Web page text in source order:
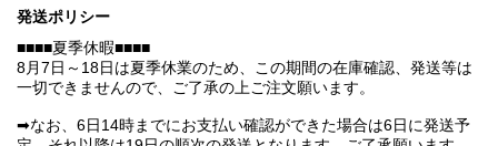
Requiem, Reconsideration
Michael Berkowitz
423
Stories of a Post-industrial Hero: The Death of Johnny Owen
Martin Johnes
444
The Boxer's 'Pugilistic-Present': Ethnographic Notes Towards a
Cultural History of Amateur and Professional Boxing in England
発送ポリシー
■■■■夏季休暇■■■■
8月7日～18日は夏季休業のため、この期間の在庫確認、発送等は
一切できませんので、ご了承の上ご注文願います。
➡なお、6日14時までにお支払い確認ができた場合は6日に発送予